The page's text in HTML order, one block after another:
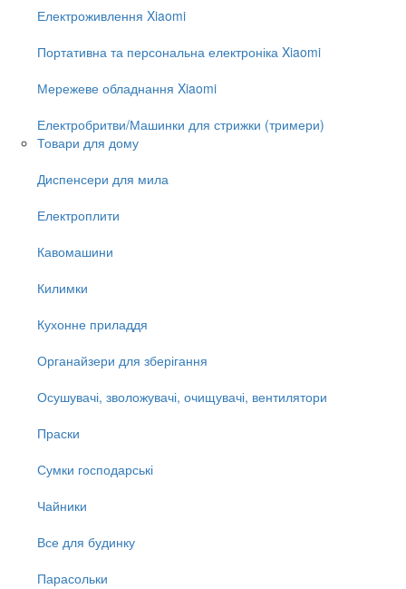
Електроживлення Xiaomi
Портативна та персональна електроніка Xiaomi
Мережеве обладнання Xiaomi
Електробритви/Машинки для стрижки (тримери)
Товари для дому
Диспенсери для мила
Електроплити
Кавомашини
Килимки
Кухонне приладдя
Органайзери для зберігання
Осушувачі, зволожувачі, очищувачі, вентилятори
Праски
Сумки господарські
Чайники
Все для будинку
Парасольки